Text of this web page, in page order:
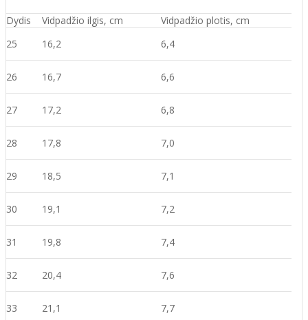
Dydis Vidpadžio ilgis, cm
Vidpadžio plotis, cm
25
16,2 6,4
26 16,7 6,6
27 17,2 6,8
28 17,8 7,0
29 18,5 7,1
30 19,1 7,2
31 19,8 7,4
32 20,4 7,6
33 21,1 7,7